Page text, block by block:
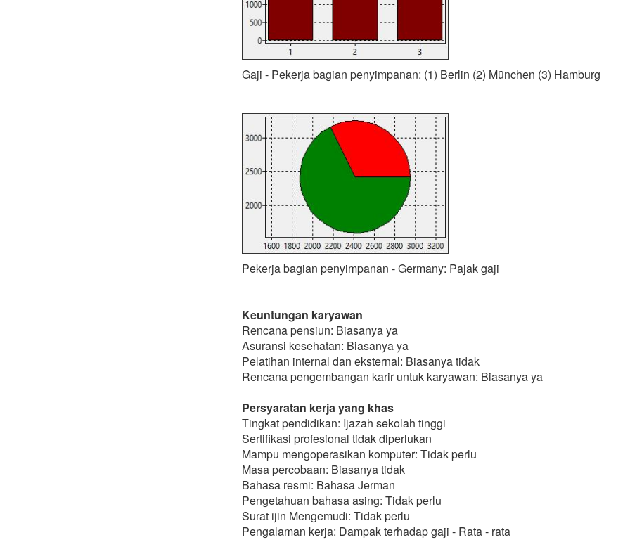
Gaji - Pekerja bagian penyimpanan: (1) Berlin (2) München (3) Hamburg
Pekerja bagian penyimpanan - Germany: Pajak gaji
Keuntungan karyawan
Rencana pensiun: Biasanya ya
Asuransi kesehatan: Biasanya ya
Pelatihan internal dan eksternal: Biasanya tidak
Rencana pengembangan karir untuk karyawan: Biasanya ya
Persyaratan kerja yang khas
Tingkat pendidikan: Ijazah sekolah tinggi
Sertifikasi profesional tidak diperlukan
Mampu mengoperasikan komputer: Tidak perlu
Masa percobaan: Biasanya tidak
Bahasa resmi: Bahasa Jerman
Pengetahuan bahasa asing: Tidak perlu
Surat ijin Mengemudi: Tidak perlu
Pengalaman kerja: Dampak terhadap gaji - Rata - rata